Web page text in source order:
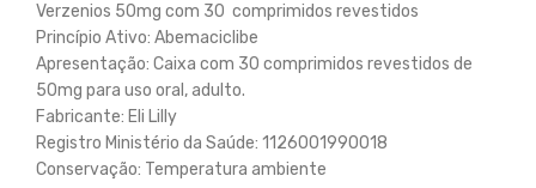
Verzenios 50mg com 30 comprimidos revestidos
Princípio Ativo: Abemaciclibe
Apresentação: Caixa com 30 comprimidos revestidos de
50mg para uso oral, adulto.
Fabricante: Eli Lilly
Registro Ministério da Saúde: 1126001990018
Conservação: Temperatura ambiente